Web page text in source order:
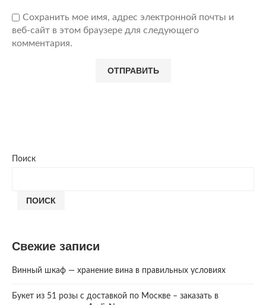
Сохранить мое имя, адрес электронной почты и
веб-сайт в этом браузере для следующего
комментария.
Поиск
ПОИСК
Свежие записи
Винный шкаф — хранение вина в правильных условиях
Букет из 51 розы с доставкой по Москве – заказать в